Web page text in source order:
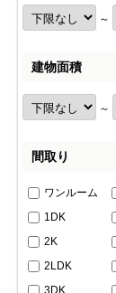
～
建物面積
～
間取り
ワンルーム
1DK
2K
2LDK
3DK